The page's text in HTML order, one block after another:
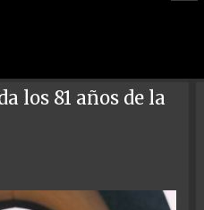
los 81 años de la